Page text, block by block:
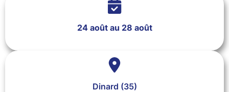
24 août au 28 août
Dinard (35)